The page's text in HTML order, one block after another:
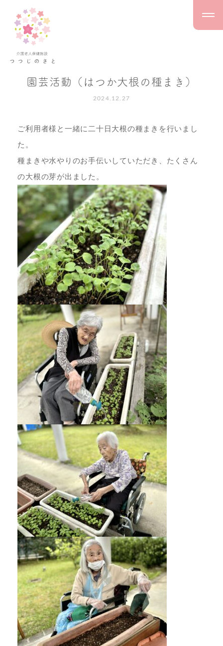
園芸活動（はつか大根の種まき）
2024.12.27
ご利用者様と一緒に二十日大根の種まきを行いまし
た。
種まきや水やりのお手伝いしていただき、たくさん
の大根の芽が出ました。